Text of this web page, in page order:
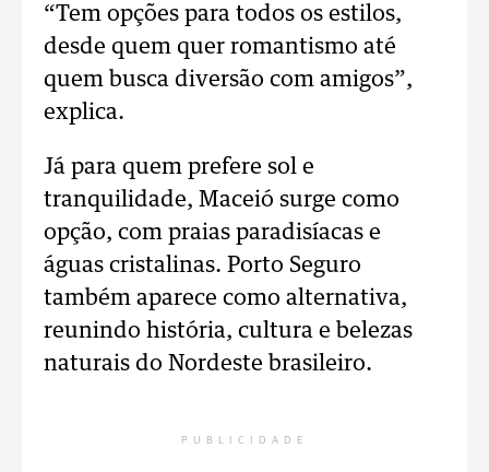
“Tem opções para todos os estilos,
desde quem quer romantismo até
quem busca diversão com amigos”,
explica.
Já para quem prefere sol e
tranquilidade, Maceió surge como
opção, com praias paradisíacas e
águas cristalinas. Porto Seguro
também aparece como alternativa,
reunindo história, cultura e belezas
naturais do Nordeste brasileiro.
PUBLICIDADE